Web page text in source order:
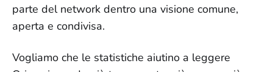
parte del network dentro una visione comune,
aperta e condivisa.
Vogliamo che le statistiche aiutino a leggere